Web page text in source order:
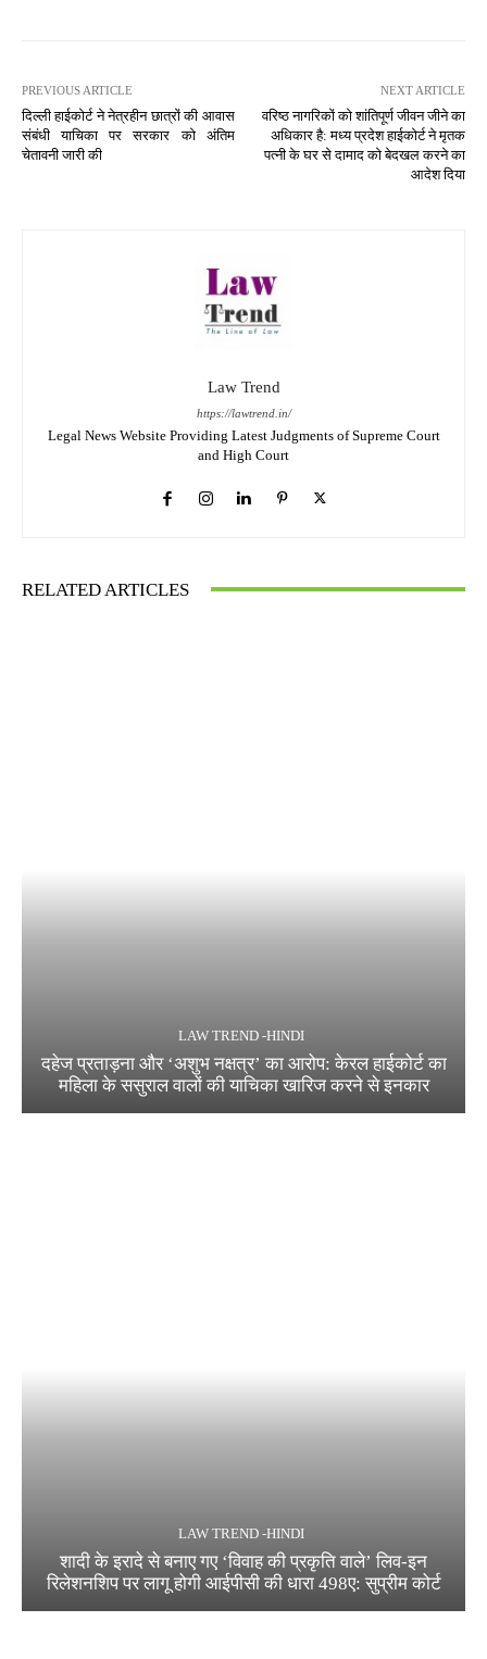
PREVIOUS ARTICLE
दिल्ली हाईकोर्ट ने नेत्रहीन छात्रों की आवास
संबंधी याचिका पर सरकार को अंतिम
चेतावनी जारी की
NEXT ARTICLE
वरिष्ठ नागरिकों को शांतिपूर्ण जीवन जीने का
अधिकार है: मध्य प्रदेश हाईकोर्ट ने मृतक
पत्नी के घर से दामाद को बेदखल करने का
आदेश दिया
Law Trend
https://lawtrend.in/
Legal News Website Providing Latest Judgments of Supreme Court
and High Court
RELATED ARTICLES
LAW TREND -HINDI
दहेज प्रताड़ना और ‘अशुभ नक्षत्र’ का आरोप: केरल हाईकोर्ट का
महिला के ससुराल वालों की याचिका खारिज करने से इनकार
LAW TREND -HINDI
शादी के इरादे से बनाए गए ‘विवाह की प्रकृति वाले’ लिव-इन
रिलेशनशिप पर लागू होगी आईपीसी की धारा 498ए: सुप्रीम कोर्ट